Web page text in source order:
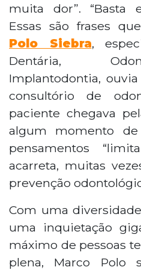
muita dor”. “Basta
Essas são frases
Polo Siebra,
Dentária,
Implantodontia,
consultório de
paciente chegava
algum momento de
pensamentos
acarreta, muitas
prevenção
Com uma
uma inquietação
máximo de pessoas
plena, Marco Polo